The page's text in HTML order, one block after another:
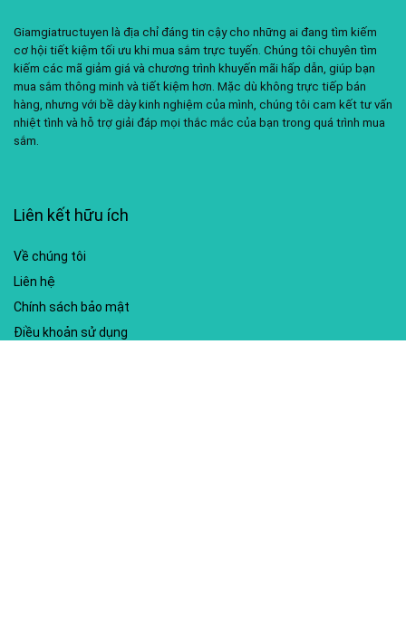
Giamgiatructuyen là địa chỉ đáng tin cậy cho những ai đang tìm kiếm
cơ hội tiết kiệm tối ưu khi mua sắm trực tuyến. Chúng tôi chuyên tìm
kiếm các mã giảm giá và chương trình khuyến mãi hấp dẫn, giúp bạn
mua sắm thông minh và tiết kiệm hơn. Mặc dù không trực tiếp bán
hàng, nhưng với bề dày kinh nghiệm của mình, chúng tôi cam kết tư vấn
nhiệt tình và hỗ trợ giải đáp mọi thắc mắc của bạn trong quá trình mua
sắm.
Liên kết hữu ích
Về chúng tôi
Liên hệ
Chính sách bảo mật
Điều khoản sử dụng